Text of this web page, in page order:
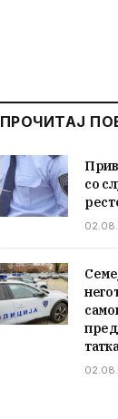
ПРОЧИТАЈ
со